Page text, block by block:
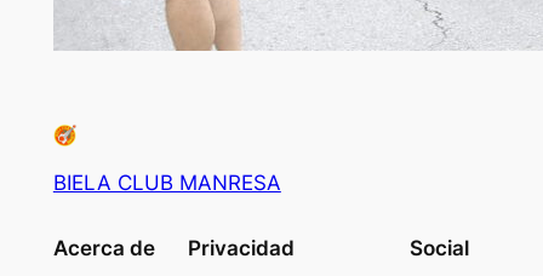
BIELA CLUB MANRESA
Acerca de Privacidad Social